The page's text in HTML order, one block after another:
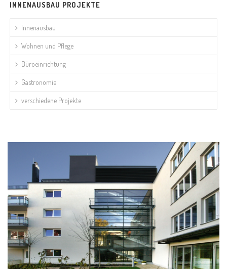
INNENAUSBAU PROJEKTE
Innenausbau
Wohnen und Pflege
Büroeinrichtung
Gastronomie
verschiedene Projekte